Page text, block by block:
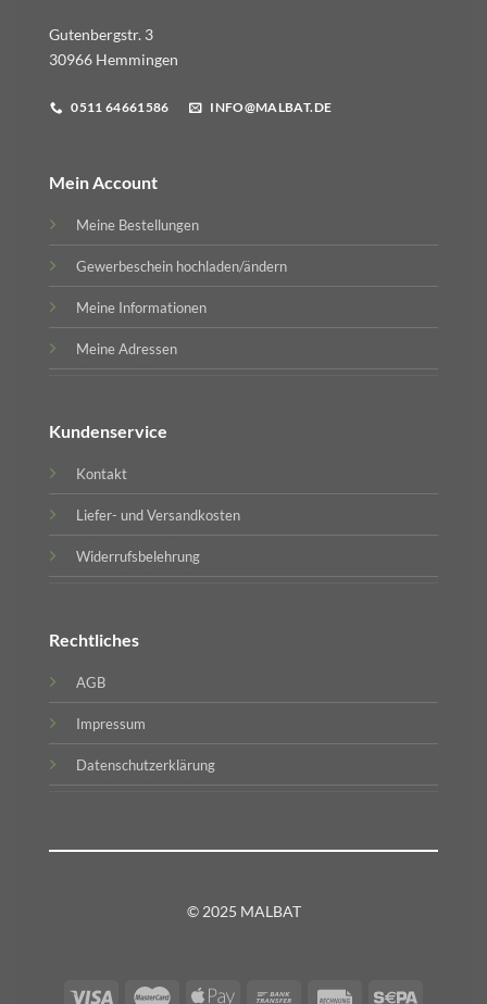
Gutenbergstr. 3
30966 Hemmingen
0511 64661586 INFO@MALBAT.DE
Mein Account
Meine Bestellungen
Gewerbeschein hochladen/ändern
Meine Informationen
Meine Adressen
Kundenservice
Kontakt
Liefer- und Versandkosten
Widerrufsbelehrung
Rechtliches
AGB
Impressum
Datenschutzerklärung
© 2025 MALBAT